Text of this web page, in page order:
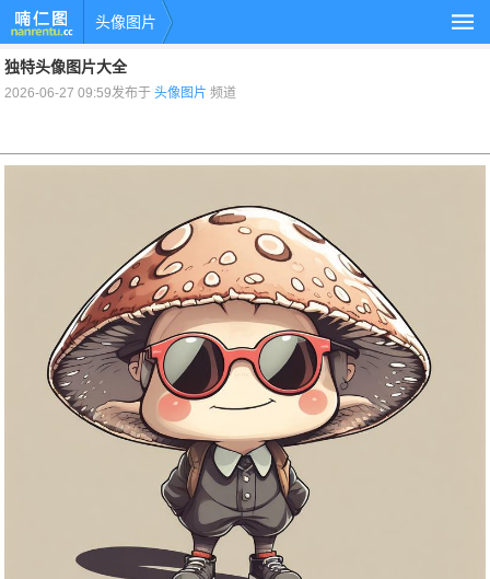
头像图片
独特头像图片大全
2026-06-27 09:59发布于头像图片 频道